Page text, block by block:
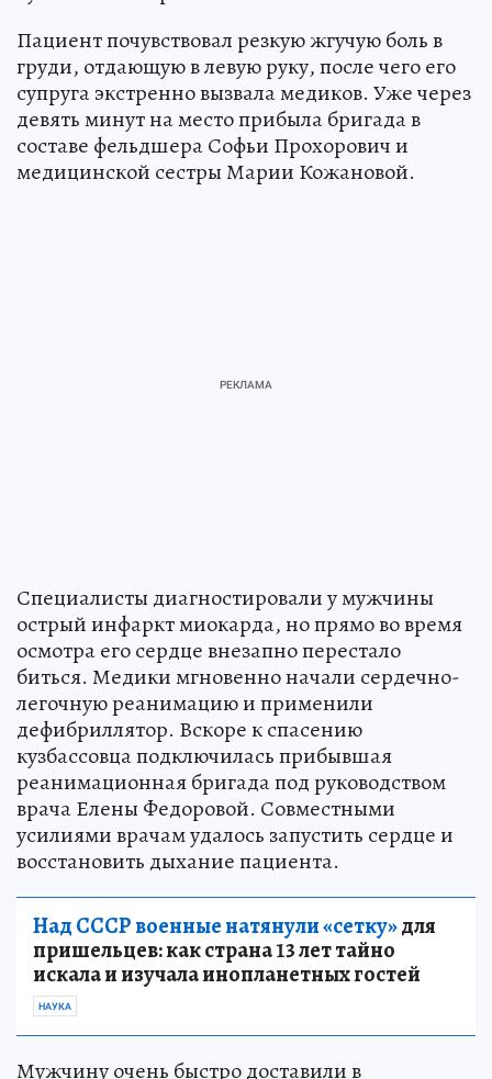
Пациент почувствовал резкую жгучую боль в
груди, отдающую в левую руку, после чего его
супруга экстренно вызвала медиков. Уже через
девять минут на место прибыла бригада в
составе фельдшера Софьи Прохорович и
медицинской сестры Марии Кожановой.
Специалисты диагностировали у мужчины
острый инфаркт миокарда, но прямо во время
осмотра его сердце внезапно перестало
биться. Медики мгновенно начали сердечно-
легочную реанимацию и применили
дефибриллятор. Вскоре к спасению
кузбассовца подключилась прибывшая
реанимационная бригада под руководством
врача Елены Федоровой. Совместными
усилиями врачам удалось запустить сердце и
восстановить дыхание пациента.
Над СССР военные натянули «сетку»для
пришельцев: как страна 13 лет тайно
искала и изучала инопланетных гостей
НАУКА
Мужчину очень быстро доставили в